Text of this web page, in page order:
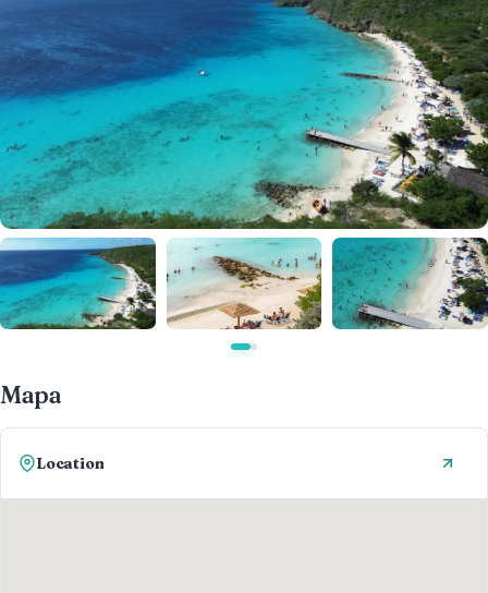
Mapa
Location